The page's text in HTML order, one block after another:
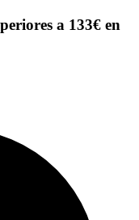
a 133€ en